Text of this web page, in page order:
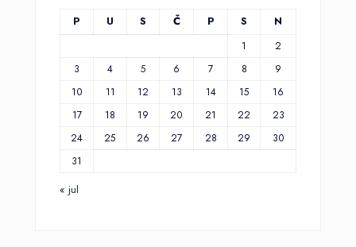
P
U S Č P S N
1
2
3
4 5 6 7 8
9
10
11 12 13 14 15
16
17
18 19 20 21 22
23
24
25 26 27 28 29
30
31
« jul